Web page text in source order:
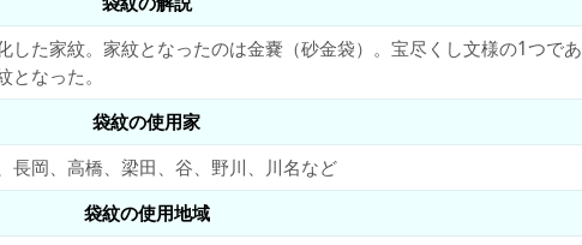
した家紋。家紋となったのは金嚢（砂金袋）。宝尽くし文様の1つであ
なった。
袋紋の使用家
長岡、高橋、梁田、谷、野川、川名など
袋紋の使用地域